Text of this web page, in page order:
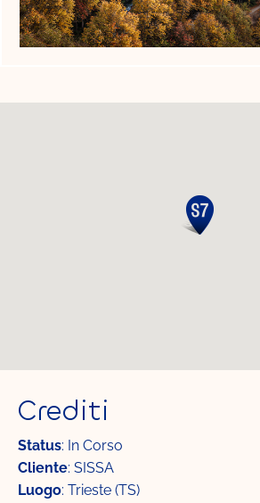
Crediti
Status: In Corso
Cliente: SISSA
Luogo: Trieste (TS)